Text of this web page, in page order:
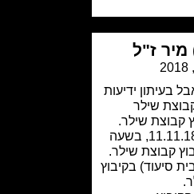
ידיעות
שילר.
ההלוויה תצא ביום א' ה- 11.11.18, בשעה
בקיבוץ